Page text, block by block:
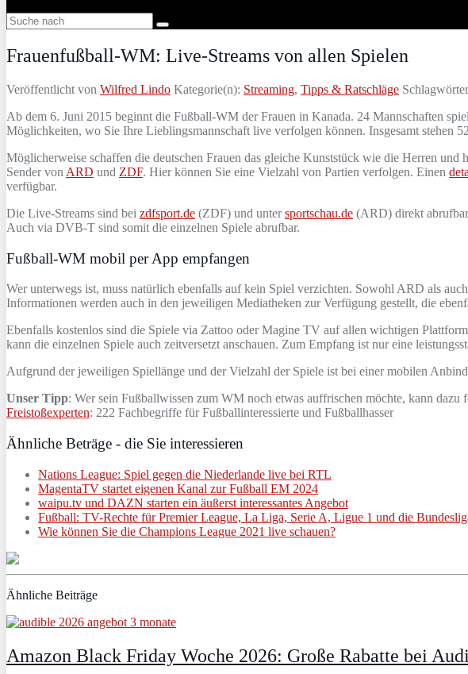
Frauenfußball-WM: Live-Streams von allen Spielen
Veröffentlicht von Wilfred Lindo Kategorie(n): Streaming, Tipps & Ratschläge
Ab dem 6. Juni 2015 beginnt die Fußball-WM der Frauen in Kanada. 24 Mannschaften
Möglichkeiten, wo Sie Ihre Lieblingsmannschaft live verfolgen können. Insgesamt stehen
Möglicherweise schaffen die deutschen Frauen das gleiche Kunststück wie die Herren
Sender von ARD und ZDF. Hier können Sie eine Vielzahl von Partien verfolgen. Einen
verfügbar.
Die Live-Streams sind bei zdfsport.de (ZDF) und untersportschau.de (ARD) direkt
Auch via DVB-T sind somit die einzelnen Spiele abrufbar.
Fußball-WM mobil per App empfangen
Wer unterwegs ist, muss natürlich ebenfalls auf kein Spiel verzichten. Sowohl ARD als
Informationen werden auch in den jeweiligen Mediatheken zur Verfügung gestellt, die
Ebenfalls kostenlos sind die Spiele via Zattoo oder Magine TV auf allen wichtigen
kann die einzelnen Spiele auch zeitversetzt anschauen. Zum Empfang ist nur eine
Aufgrund der jeweiligen Spiellänge und der Vielzahl der Spiele ist bei einer mobilen
Unser Tipp: Wer sein Fußballwissen zum WM noch etwas auffrischen möchte, kann dazu
Freistoßexperten: 222 Fachbegriffe für Fußballinteressierte und Fußballhasser
Ähnliche Beträge - die Sie interessieren
Nations League: Spiel gegen die Niederlande live bei RTL
MagentaTV startet eigenen Kanal zur Fußball EM 2024
waipu.tv und DAZN starten ein äußerst interessantes Angebot
Fußball: TV-Rechte für Premier League, La Liga, Serie A, Ligue 1 und die
Wie können Sie die Champions League 2021 live schauen?
Ähnliche Beiträge
Amazon Black Friday Woche 2026: Große Rabatte bei